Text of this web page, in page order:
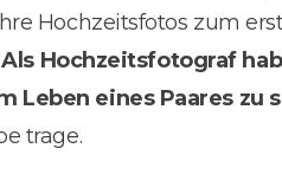
Hochzeitsfotos zum
Als Hochzeitsfotograf
Leben eines Paares zu
trage.